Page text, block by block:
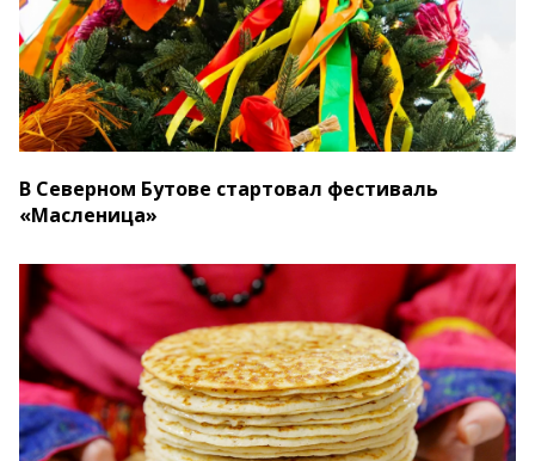
В Северном Бутове стартовал фестиваль
«Масленица»